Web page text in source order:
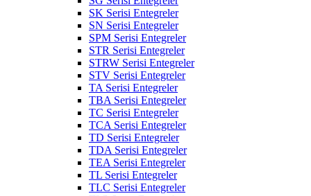
SK Serisi Entegreler
SN Serisi Entegreler
SPM Serisi Entegreler
STR Serisi Entegreler
STRW Serisi Entegreler
STV Serisi Entegreler
TA Serisi Entegreler
TBA Serisi Entegreler
TC Serisi Entegreler
TCA Serisi Entegreler
TD Serisi Entegreler
TDA Serisi Entegreler
TEA Serisi Entegreler
TL Serisi Entegreler
TLC Serisi Entegreler